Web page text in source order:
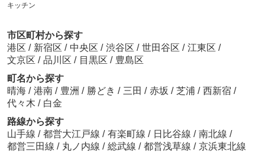
キッチン
市区町村から探す
港区 / 新宿区 / 中央区 / 渋谷区 / 世田谷区 / 江東区 /
文京区 / 品川区 / 目黒区 / 豊島区
町名から探す
晴海 / 港南 / 豊洲 / 勝どき / 三田 / 赤坂 / 芝浦 / 西新宿 /
代々木 / 白金
路線から探す
山手線 / 都営大江戸線 / 有楽町線 / 日比谷線 / 南北線 /
都営三田線 / 丸ノ内線 / 総武線 / 都営浅草線 / 京浜東北線